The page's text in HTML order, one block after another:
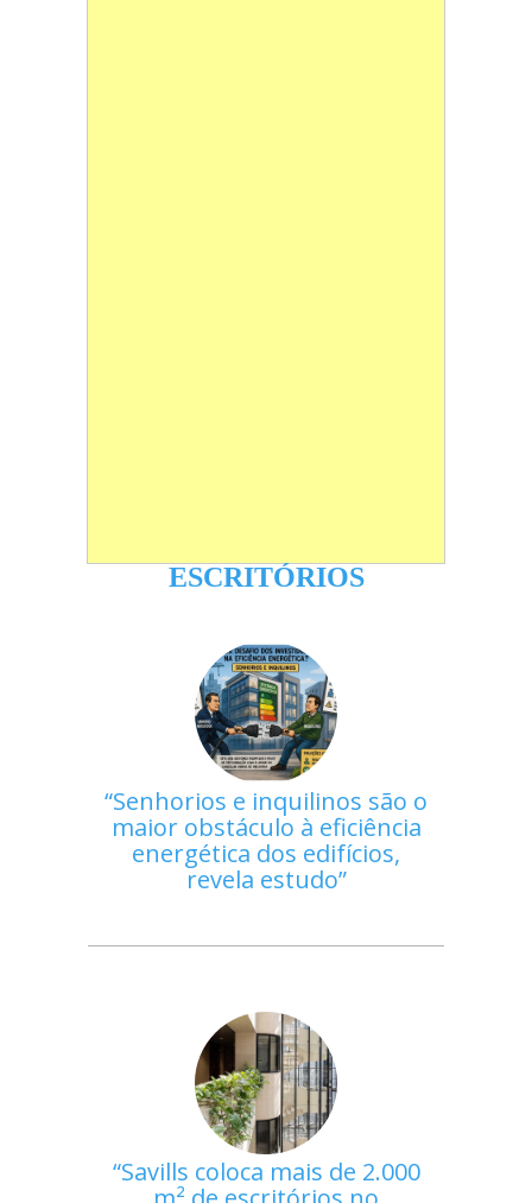
ESCRITÓRIOS
Senhorios e inquilinos são o
maior obstáculo à eficiência
energética dos edifícios,
revela estudo
Savills coloca mais de 2.000